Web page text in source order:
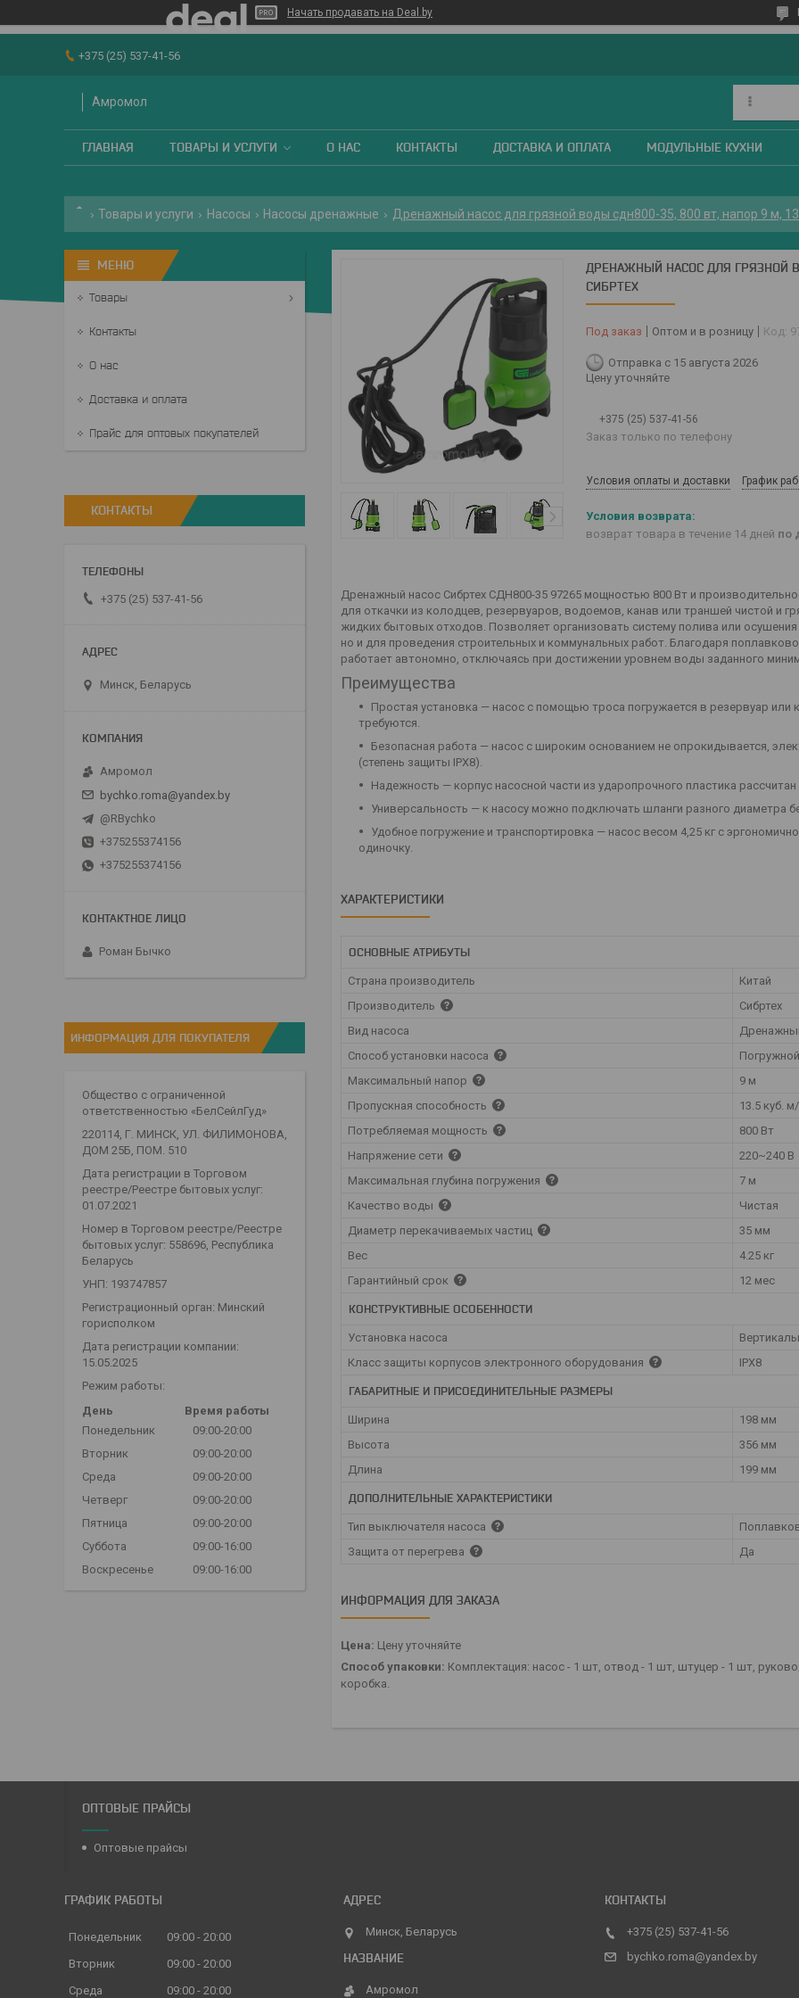
Начать продавать на Deal.by
+375 (25) 537-41-56
Амромол
ГЛАВНАЯ ТОВАРЫ И УСЛУГИ О НАС КОНТАКТЫ ДОСТАВКА И ОПЛАТА МОДУЛЬНЫЕ КУХНИ
Товары и услуги Насосы Насосы дренажные Дренажный насос для грязной воды сдн800-35, 800 вт, напор 9 м,
ДРЕНАЖНЫЙ НАСОС ДЛЯ ГРЯЗНОЙ
СИБРТЕХ
Под заказ Оптом и в розницу Код:
Отправка с 15 августа 2026
Цену уточняйте
+375 (25) 537-41-56
Заказ только по телефону
Условия оплаты и доставки График
возврат товара в течение 14 дней по
Дренажный насос Сибртех СДН800-35 97265 мощностью 800 Вт и
для откачки из колодцев, резервуаров, водоемов, канав или траншей чистой и
жидких бытовых отходов. Позволяет организовать систему полива или
но и для проведения строительных и коммунальных работ. Благодаря
работает автономно, отключаясь при достижении уровнем воды заданного
Преимущества
Простая установка — насос с помощью троса погружается в резервуар или
требуются.
Безопасная работа — насос с широким основанием не опрокидывается,
(степень защиты IPX8).
Надежность — корпус насосной части из ударопрочного пластика
Универсальность — к насосу можно подключать шланги разного диаметра
Удобное погружение и транспортировка — насос весом 4,25 кг с
одиночку.
ХАРАКТЕРИСТИКИ
ОСНОВНЫЕ АТРИБУТЫ
Страна производитель
Китай
Производитель
Сибртех
Вид насоса
Способ установки насоса
Погружной
Максимальный напор
9 м
Пропускная способность
13.5 куб.
Потребляемая мощность
800 Вт
Напряжение сети
220~240 В
Максимальная глубина погружения
7 м
Качество воды
Чистая
Диаметр перекачиваемых частиц
35 мм
Вес
4.25 кг
Гарантийный срок
12 мес
КОНСТРУКТИВНЫЕ ОСОБЕННОСТИ
Установка насоса
Класс защиты корпусов электронного оборудования
IPX8
ГАБАРИТНЫЕ И ПРИСОЕДИНИТЕЛЬНЫЕ РАЗМЕРЫ
Ширина
198 мм
Высота
356 мм
Длина
199 мм
ДОПОЛНИТЕЛЬНЫЕ ХАРАКТЕРИСТИКИ
Тип выключателя насоса
Защита от перегрева
Да
ИНФОРМАЦИЯ ДЛЯ ЗАКАЗА
Цена: Цену уточняйте
Способ упаковки: Комплектация: насос - 1 шт, отвод - 1 шт, штуцер - 1 шт,
коробка.
Товары
Контакты
О нас
Доставка и оплата
Прайс для оптовых покупателей
КОНТАКТЫ
+375 (25) 537-41-56
Минск, Беларусь
Амромол
bychko.roma@yandex.by
@RBychko
+375255374156
+375255374156
Роман Бычко
ИНФОРМАЦИЯ ДЛЯ ПОКУПАТЕЛЯ
Общество с ограниченной
ответственностью «БелСейлГуд»
220114, Г. МИНСК, УЛ. ФИЛИМОНОВА,
ДОМ 25Б, ПОМ. 510
Дата регистрации в Торговом
реестре/Реестре бытовых услуг:
01.07.2021
Номер в Торговом реестре/Реестре
бытовых услуг: 558696, Республика
Беларусь
УНП: 193747857
Регистрационный орган: Минский
горисполком
Дата регистрации компании:
15.05.2025
Режим работы:
День
Время работы
Понедельник
09:00-20:00
Вторник
09:00-20:00
Среда
09:00-20:00
Четверг
09:00-20:00
Пятница
09:00-20:00
Суббота
09:00-16:00
Воскресенье
09:00-16:00
ОПТОВЫЕ ПРАЙСЫ
Оптовые прайсы
ГРАФИК РАБОТЫ
Понедельник 09:00
20:00
Вторник
09:00
20:00
Среда
09:00 20:00
Минск, Беларусь
Амромол
+375 (25) 537-41-56
bychko.roma@yandex.by